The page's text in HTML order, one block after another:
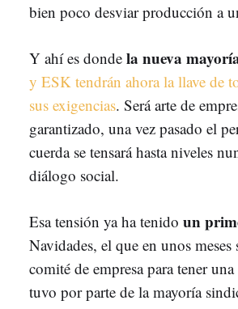
bien poco desviar producción a
Y ahí es donde la nueva
y ESK tendrán ahora la llave de
sus exigencias. Será arte de
garantizado, una vez pasado el
cuerda se tensará hasta niveles
diálogo social.
Esa tensión ya ha tenido un
Navidades, el que en unos
comité de empresa para tener
tuvo por parte de la mayoría